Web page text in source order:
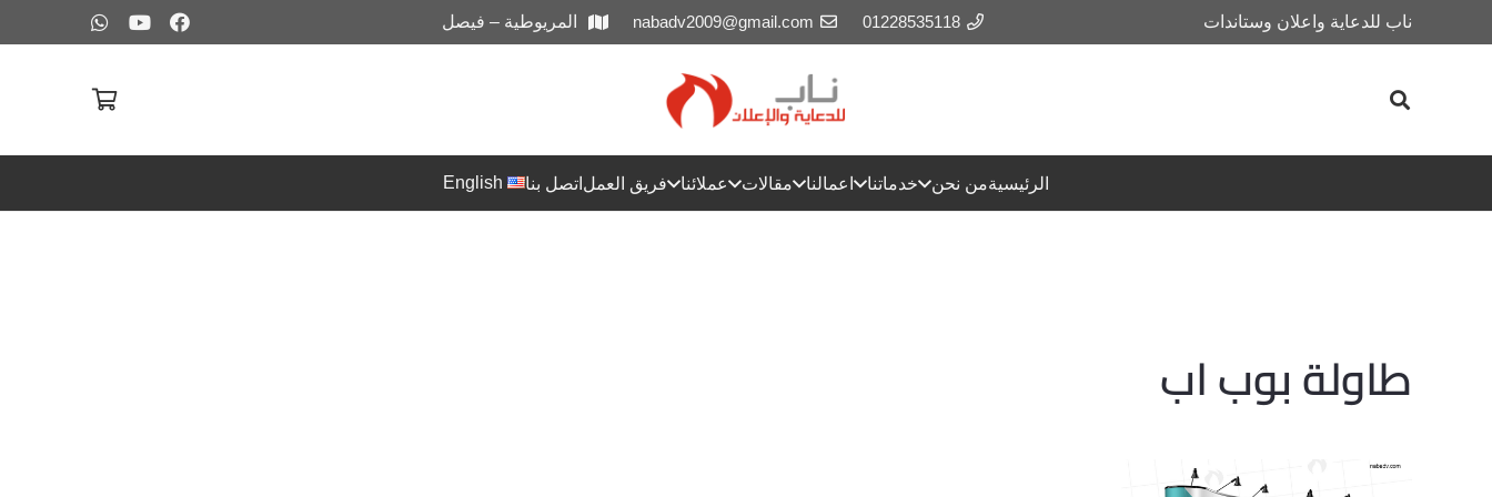
ناب للدعاية واعلان وستاندات 01228535118
nabadv2009@gmail.com المريوطية – فيصل
الرئيسيةمن نحن خدماتنا اعمالنا مقالات عملائنا فريق العمل اتصل بنا English
طاولة بوب اب